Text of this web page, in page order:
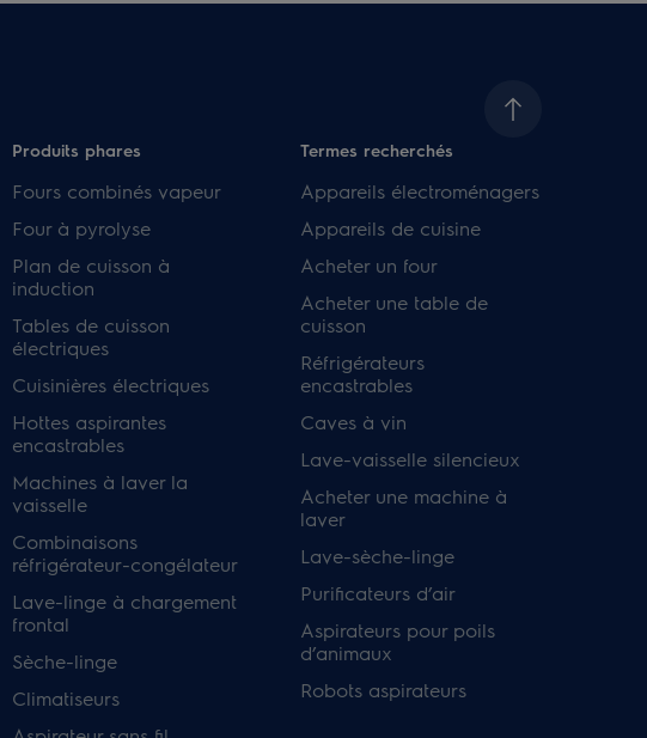
Produits phares
Fours combinés vapeur
Four à pyrolyse
Plan de cuisson à
induction
Tables de cuisson
électriques
Cuisinières électriques
Hottes aspirantes
encastrables
Machines à laver la
vaisselle
Combinaisons
réfrigérateur-congélateur
Lave-linge à chargement
frontal
Sèche-linge
Climatiseurs
Termes recherchés
Appareils électroménagers
Appareils de cuisine
Acheter un four
Acheter une table de
cuisson
Réfrigérateurs
encastrables
Caves à vin
Lave-vaisselle silencieux
Acheter une machine à
laver
Lave-sèche-linge
Purificateurs d’air
Aspirateurs pour poils
d’animaux
Robots aspirateurs